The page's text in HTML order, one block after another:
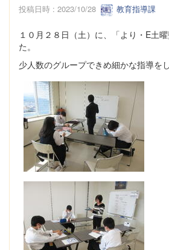
投稿日時 : 2023/10/28 教育指導課
１０月２８日（土）に、「より・E土
た。
少人数のグループできめ細かな指導を